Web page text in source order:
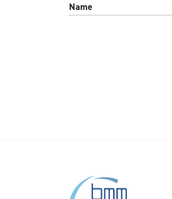
Name